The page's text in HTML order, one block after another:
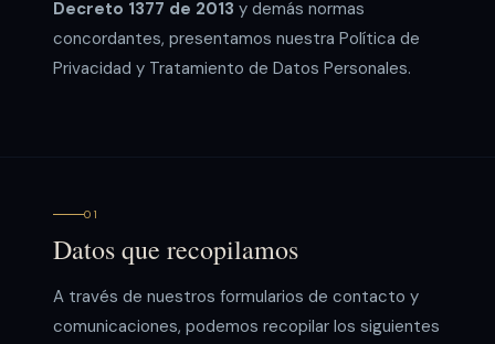
Decreto 1377 de 2013 y demás normas
concordantes, presentamos nuestra Política de
Privacidad y Tratamiento de Datos Personales.
01
Datos que recopilamos
A través de nuestros formularios de contacto y
comunicaciones, podemos recopilar los siguientes